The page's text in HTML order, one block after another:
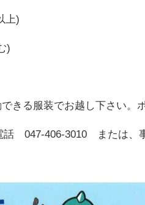
上)
)
きる服装でお越し下さい。
047-406-3010 または、事